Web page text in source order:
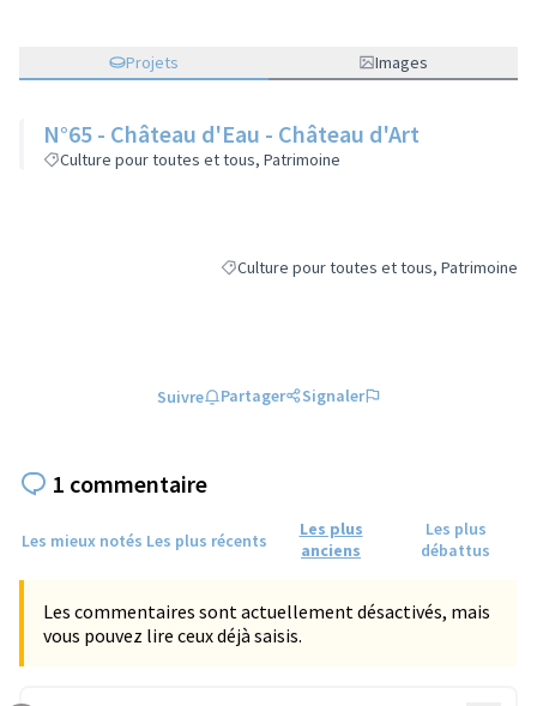
Projets Images
N°65 - Château d'Eau - Château d'Art
Culture pour toutes et tous, Patrimoine
Filtrer les résultats de la catégorie :
Culture pour toutes et tous, Patrimoine
Suivre Partager Signaler
1 commentaire
Les mieux notés Les plus récents
Les plus
anciens
Les plus
débattus
Les commentaires sont actuellement désactivés, mais
vous pouvez lire ceux déjà saisis.